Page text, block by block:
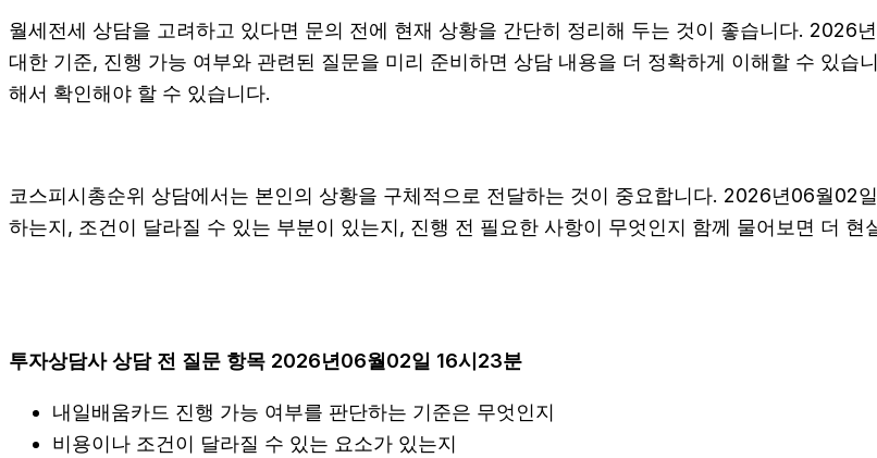
월세전세 상담을 고려하고 있다면 문의 전에 현재 상황을 간단히 정리해 두는 것이 좋습니다. 2026
대한 기준, 진행 가능 여부와 관련된 질문을 미리 준비하면 상담 내용을 더 정확하게 이해할 수 있
해서 확인해야 할 수 있습니다.
코스피시총순위 상담에서는 본인의 상황을 구체적으로 전달하는 것이 중요합니다. 2026년06월02
하는지, 조건이 달라질 수 있는 부분이 있는지, 진행 전 필요한 사항이 무엇인지 함께 물어보면 더 현
투자상담사 상담 전 질문 항목 2026년06월02일 16시23분
내일배움카드 진행 가능 여부를 판단하는 기준은 무엇인지
비용이나 조건이 달라질 수 있는 요소가 있는지